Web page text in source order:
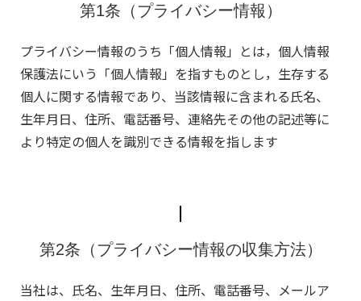
第1条（プライバシー情報）
プライバシー情報のうち「個人情報」とは，個人情報
保護法にいう「個人情報」を指すものとし，生存する
個人に関する情報であり、当該情報に含まれる氏名、
生年月日、住所、電話番号、連絡先その他の記述等に
より特定の個人を識別できる情報を指します
第2条（プライバシー情報の収集方法）
当社は、氏名、生年月日、住所、電話番号、メールア